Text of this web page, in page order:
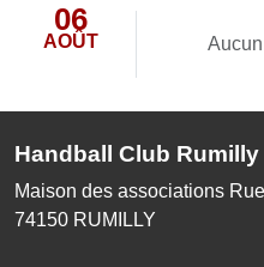
06
AOÛT
Handball Club Rumilly
Maison des associations
74150 RUMILLY